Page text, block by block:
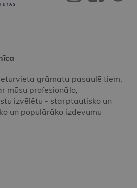
grāmatu pasaulē tiem,
mūsu profesionālo,
izvēlētu - starptautisko un
un populārāko izdevumu